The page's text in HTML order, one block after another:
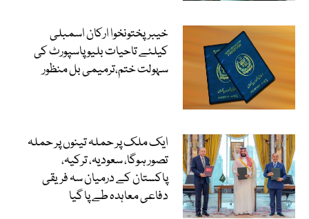
خیبرپختونخوا ارکان اسمبلی
کیلئے تاحیات بلیو پاسپورٹ کی
سہولت ختم،ترمیمی بل منظور
ایک ملک پر حملہ تینوں پر حملہ
تصور ہوگا، سعودیہ، ترکیہ،
پاکستان کے درمیان سہ فریقی
دفاعی معاہدہ طے پا گیا